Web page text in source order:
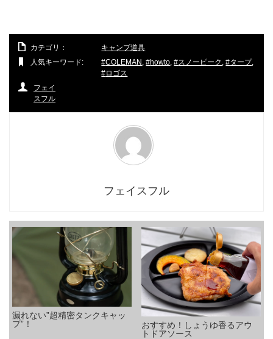
カテゴリ：
キャンプ道具
人気キーワード:
COLEMAN , howto, スノーピーク , タープ,
ロゴス
フェイ
スフル
フェイスフル
漏れない”超精密タンクキャッ
プ”！
おすすめ！しょうゆ香るアウ
トドアソース